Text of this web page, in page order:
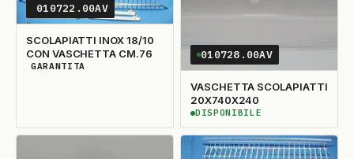
010722.00AV
SCOLAPIATTI INOX 18/10
CON VASCHETTA CM.76
DISPONIBILITÀ GARANTITA
GARANTITA
010728.00AV
VASCHETTA SCOLAPIATTI
20X740X240
DISPONIBILE
DISPONIBILE